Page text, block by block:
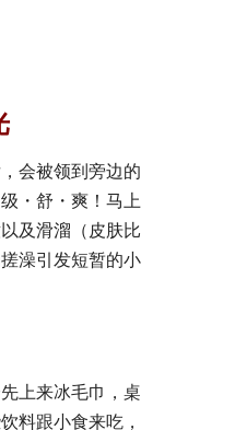
会被领到旁边的
・舒・爽！马上
及滑溜（皮肤比
澡引发短暂的小
上来冰毛巾，桌
料跟小食来吃，